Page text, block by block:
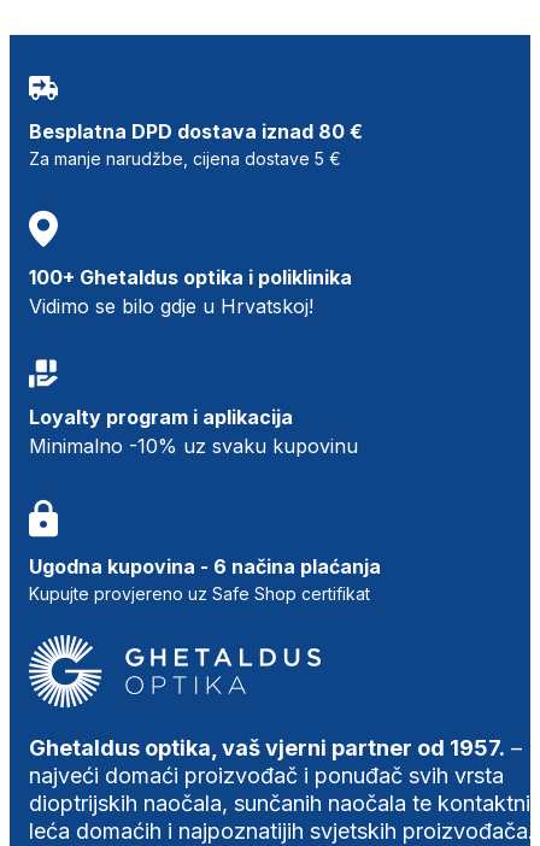
Besplatna DPD dostava iznad 80 €
Za manje narudžbe, cijena dostave 5 €
100+ Ghetaldus optika i poliklinika
Vidimo se bilo gdje u Hrvatskoj!
Loyalty program i aplikacija
Minimalno -10% uz svaku kupovinu
Ugodna kupovina - 6 načina plaćanja
Kupujte provjereno uz Safe Shop certifikat
Ghetaldus optika, vaš vjerni partner od 1957. –
najveći domaći proizvođač i ponuđač svih vrsta
dioptrijskih naočala, sunčanih naočala te
leća domaćih i najpoznatijih svjetskih proizvođača.